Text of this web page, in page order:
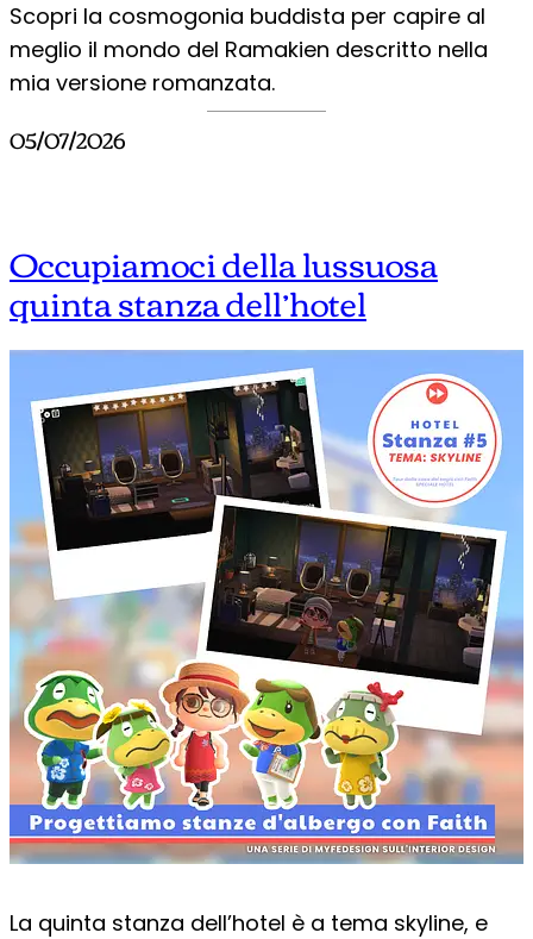
Scopri la cosmogonia buddista per capire al
meglio il mondo del Ramakien descritto nella
mia versione romanzata.
05/07/2026
Occupiamoci della lussuosa
quinta stanza dell’hotel
La quinta stanza dell’hotel è a tema skyline, e